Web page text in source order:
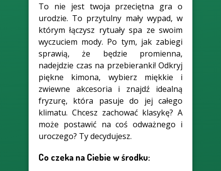
To nie jest twoja przeciętna gra o
urodzie. To przytulny mały wypad, w
którym łączysz rytuały spa ze swoim
wyczuciem mody. Po tym, jak zabiegi
sprawią, że będzie promienna,
nadejdzie czas na przebieranki! Odkryj
piękne kimona, wybierz miękkie i
zwiewne akcesoria i znajdź idealną
fryzurę, która pasuje do jej całego
klimatu. Chcesz zachować klasykę? A
może postawić na coś odważnego i
uroczego? Ty decydujesz.
Co czeka na Ciebie w środku: